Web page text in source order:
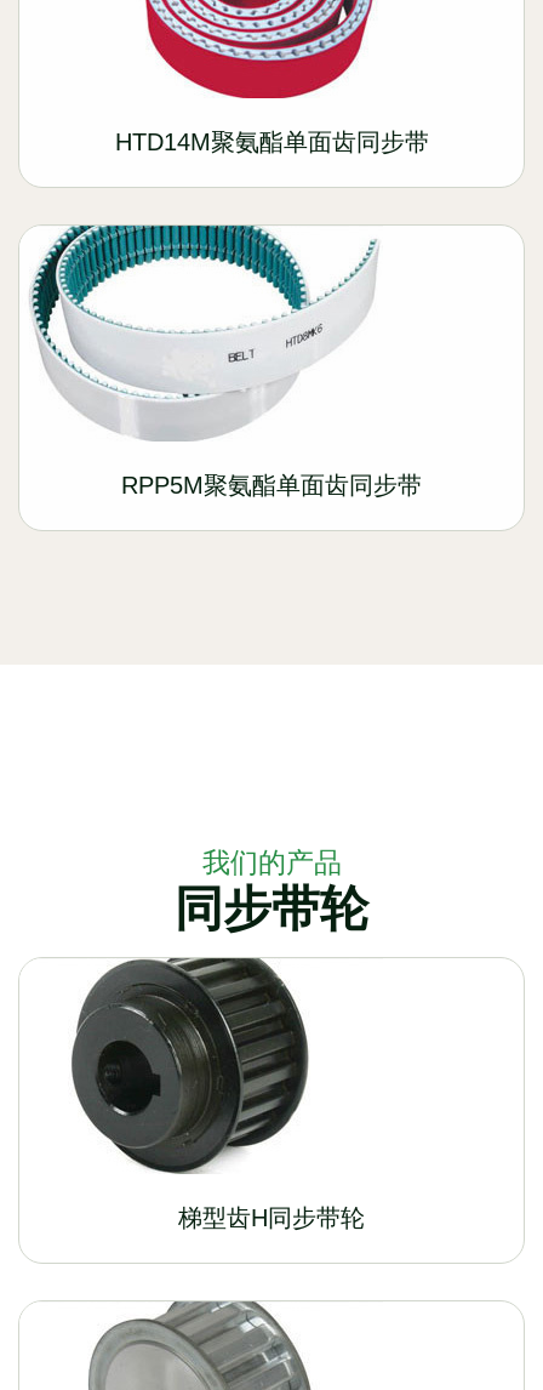
HTD14M聚氨酯单面齿同步带
RPP5M聚氨酯单面齿同步带
我们的产品
同步带轮
梯型齿H同步带轮